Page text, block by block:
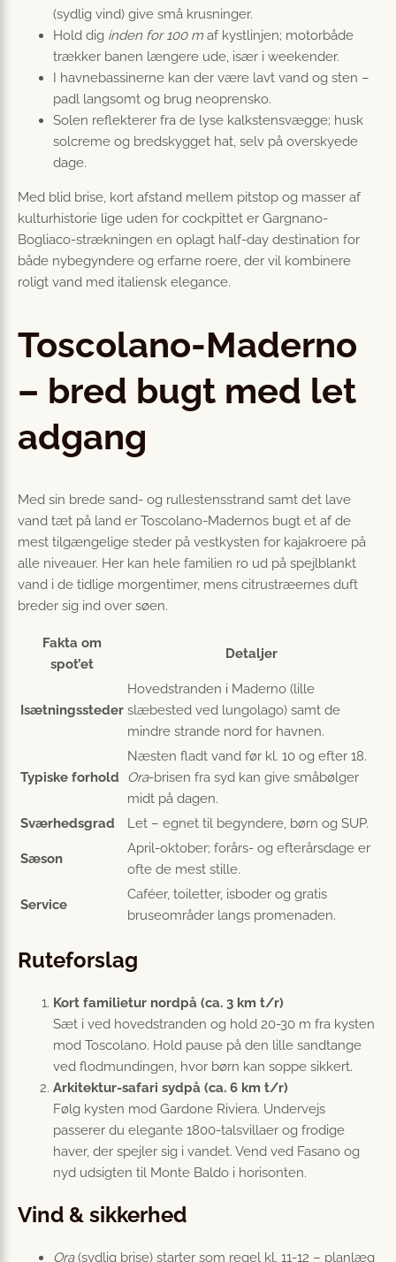
(sydlig vind) give små krusninger.
Hold dig inden for 100 m af kystlinjen; motorbåde
trækker banen længere ude, især i weekender.
I havnebassinerne kan der være lavt vand og sten –
padl langsomt og brug neopren­sko.
Solen reflekterer fra de lyse kalkstensvægge; husk
solcreme og bredskygget hat, selv på overskyede
dage.
Med blid brise, kort afstand mellem pitstop og masser af
kulturhistorie lige uden for cockpittet er Gargnano-
Bogliaco-strækningen en oplagt half-day destination for
både nybegyndere og erfarne roere, der vil kombinere
roligt vand med italiensk elegance.
Toscolano-Maderno
– bred bugt med let
adgang
Med sin brede sand- og rullestensstrand samt det lave
vand tæt på land er Toscolano-Madernos bugt et af de
mest tilgængelige steder på vestkysten for kajakroere på
alle niveauer. Her kan hele familien ro ud på spejlblankt
vand i de tidlige morgentimer, mens citrustræernes duft
breder sig ind over søen.
Fakta om
spot’et
Detaljer
Isætningssteder
Hovedstranden i Maderno (lille
slæbested ved lungolago) samt de
mindre strande nord for havnen.
Typiske forhold
Næsten fladt vand før kl. 10 og efter 18.
Ora-brisen fra syd kan give småbølger
midt på dagen.
Sværhedsgrad
Let – egnet til begyndere, børn og SUP.
Sæson
April-oktober; forårs- og efterårsdage er
ofte de mest stille.
Service
Caféer, toiletter, isboder og gratis
bruseområder langs promenaden.
Ruteforslag
Kort familietur nordpå (ca. 3 km t/r)
Sæt i ved hovedstranden og hold 20-30 m fra kysten
mod Toscolano. Hold pause på den lille sandtange
ved flodmundingen, hvor børn kan soppe sikkert.
Arkitektur-safari sydpå (ca. 6 km t/r)
Følg kysten mod Gardone Riviera. Undervejs
passerer du elegante 1800-talsvillaer og frodige
haver, der spejler sig i vandet. Vend ved Fasano og
nyd udsigten til Monte Baldo i horisonten.
Vind & sikkerhed
Ora(sydlig brise) starter som regel kl. 11-12 – planlæg